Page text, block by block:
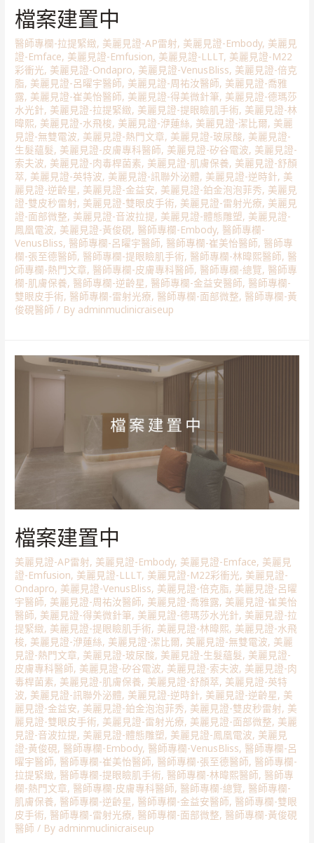
檔案建置中
醫師專欄-拉提緊緻, 美麗見證-AP雷射, 美麗見證-Embody, 美麗見
證-Emface, 美麗見證-Emfusion, 美麗見證-LLLT, 美麗見證-M22
彩衝光, 美麗見證-Ondapro, 美麗見證-VenusBliss, 美麗見證-倍克
脂, 美麗見證-呂曜宇醫師, 美麗見證-周祐汝醫師, 美麗見證-喬雅
露, 美麗見證-崔美怡醫師, 美麗見證-得美微針筆, 美麗見證-德瑪莎
水光針, 美麗見證-拉提緊緻, 美麗見證-提眼瞼肌手術, 美麗見證-林
暐熙, 美麗見證-水飛梭, 美麗見證-洢蓮絲, 美麗見證-潔比爾, 美麗
見證-無雙電波, 美麗見證-熱門文章, 美麗見證-玻尿酸, 美麗見證-
生髮蘊髮, 美麗見證-皮膚專科醫師, 美麗見證-矽谷電波, 美麗見證-
索夫波, 美麗見證-肉毒桿菌素, 美麗見證-肌膚保養, 美麗見證-舒顏
萃, 美麗見證-英特波, 美麗見證-訊聯外泌體, 美麗見證-逆時針, 美
麗見證-逆齡星, 美麗見證-金益安, 美麗見證-鉑金泡泡菲秀, 美麗見
證-雙皮秒雷射, 美麗見證-雙眼皮手術, 美麗見證-雷射光療, 美麗見
證-面部微整, 美麗見證-音波拉提, 美麗見證-體態雕塑, 美麗見證-
鳳凰電波, 美麗見證-黃俊硯, 醫師專欄-Embody, 醫師專欄-
VenusBliss, 醫師專欄-呂曜宇醫師, 醫師專欄-崔美怡醫師, 醫師專
欄-張至德醫師, 醫師專欄-提眼瞼肌手術, 醫師專欄-林暐熙醫師, 醫
師專欄-熱門文章, 醫師專欄-皮膚專科醫師, 醫師專欄-總覽, 醫師專
欄-肌膚保養, 醫師專欄-逆齡星, 醫師專欄-金益安醫師, 醫師專欄-
雙眼皮手術, 醫師專欄-雷射光療, 醫師專欄-面部微整, 醫師專欄-黃
俊硯醫師 / By adminmuclinicraiseup
檔案建置中
美麗見證-AP雷射, 美麗見證-Embody, 美麗見證-Emface, 美麗見
證-Emfusion, 美麗見證-LLLT, 美麗見證-M22彩衝光, 美麗見證-
Ondapro, 美麗見證-VenusBliss, 美麗見證-倍克脂, 美麗見證-呂曜
宇醫師, 美麗見證-周祐汝醫師, 美麗見證-喬雅露, 美麗見證-崔美怡
醫師, 美麗見證-得美微針筆, 美麗見證-德瑪莎水光針, 美麗見證-拉
提緊緻, 美麗見證-提眼瞼肌手術, 美麗見證-林暐熙, 美麗見證-水飛
梭, 美麗見證-洢蓮絲, 美麗見證-潔比爾, 美麗見證-無雙電波, 美麗
見證-熱門文章, 美麗見證-玻尿酸, 美麗見證-生髮蘊髮, 美麗見證-
皮膚專科醫師, 美麗見證-矽谷電波, 美麗見證-索夫波, 美麗見證-肉
毒桿菌素, 美麗見證-肌膚保養, 美麗見證-舒顏萃, 美麗見證-英特
波, 美麗見證-訊聯外泌體, 美麗見證-逆時針, 美麗見證-逆齡星, 美
麗見證-金益安, 美麗見證-鉑金泡泡菲秀, 美麗見證-雙皮秒雷射, 美
麗見證-雙眼皮手術, 美麗見證-雷射光療, 美麗見證-面部微整, 美麗
見證-音波拉提, 美麗見證-體態雕塑, 美麗見證-鳳凰電波, 美麗見
證-黃俊硯, 醫師專欄-Embody, 醫師專欄-VenusBliss, 醫師專欄-呂
曜宇醫師, 醫師專欄-崔美怡醫師, 醫師專欄-張至德醫師, 醫師專欄-
拉提緊緻, 醫師專欄-提眼瞼肌手術, 醫師專欄-林暐熙醫師, 醫師專
欄-熱門文章, 醫師專欄-皮膚專科醫師, 醫師專欄-總覽, 醫師專欄-
肌膚保養, 醫師專欄-逆齡星, 醫師專欄-金益安醫師, 醫師專欄-雙眼
皮手術, 醫師專欄-雷射光療, 醫師專欄-面部微整, 醫師專欄-黃俊硯
醫師 / By adminmuclinicraiseup